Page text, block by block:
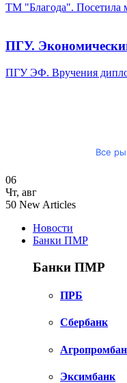
ТМ "Благода". Посетила
ПГУ.
ПГУ ЭФ. Вручения
Все
06
Чт, авг
50 New Articles
Новости
Банки ПМР
Банки ПМР
ПРБ
Сбербанк
Эксимбанк